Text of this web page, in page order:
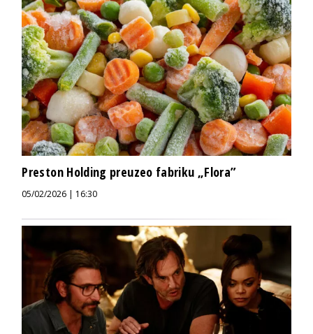
Preston Holding preuzeo fabriku „Flora”
05/02/2026 | 16:30